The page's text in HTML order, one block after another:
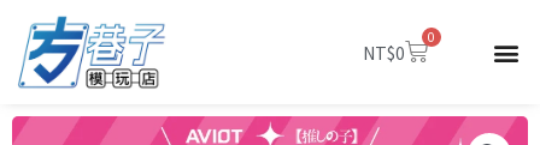
NT$0
0
購